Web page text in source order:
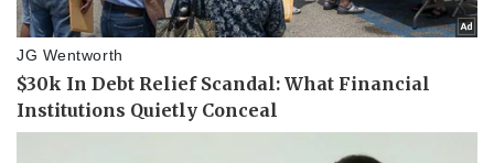
Thể thao
Bóng đá
Lịch thi đấu bóng đá
Thế giới thể thao
eSports
Hậu trường
Ô tô - Xe máy
Ô tô
Tư vấn